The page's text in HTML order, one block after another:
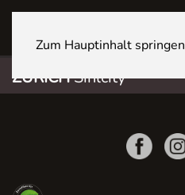
Zum Hauptinhalt springen
ZÜRICHSihlcity